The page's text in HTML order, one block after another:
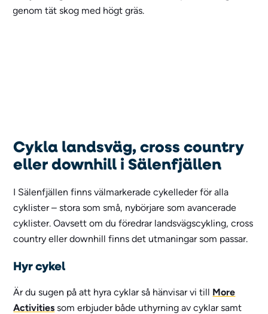
Cykla landsväg, cross country
eller downhill i Sälenfjällen
I Sälenfjällen finns välmarkerade cykelleder för alla
cyklister – stora som små, nybörjare som avancerade
cyklister. Oavsett om du föredrar landsvägscykling, cross
country eller downhill finns det utmaningar som passar.
Hyr cykel
Är du sugen på att hyra cyklar så hänvisar vi till More
Activities som erbjuder både uthyrning av cyklar samt